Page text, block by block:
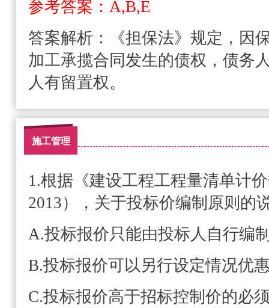
参考答案：A,B,E
答案解析：
《担保法》规定，因
加工承揽合同发生的债权，债务
人有留置权。
施工管理
1.根据《建设工程工程量清单计
2013），关于投标价编制原则的
A.投标报价只能由投标人自行编
B.投标报价可以另行设定情况优
C.投标报价高于招标控制价的必